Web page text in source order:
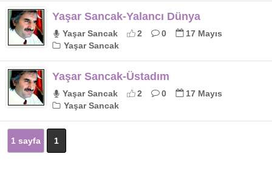
Yaşar Sancak-Yalancı Dünya
Yaşar Sancak 2 0
17 Mayıs
Yaşar Sancak
Yaşar Sancak-Üstadım
Yaşar Sancak 2 0
17 Mayıs
Yaşar Sancak
1 sayfa 1